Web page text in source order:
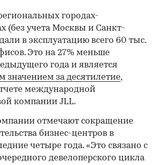
городах-
(без учета Москвы и Санкт-
в эксплуатацию всего 60 тыс.
Это на 27% меньше
года и является
за десятилетие,
международной
компании JLL.
отмечают сокращение
бизнес-центров в
четыре года. «Это связано с
девелоперского цикла